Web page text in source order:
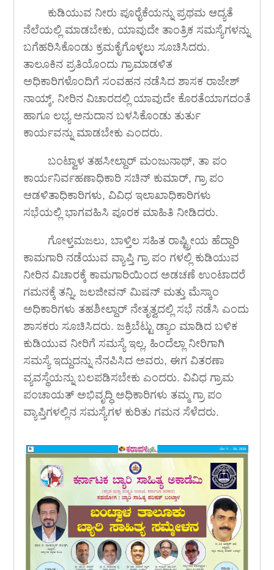
ಕುಡಿಯುವ ನೀರು ಪೂರೈಕೆಯನ್ನು ಪ್ರಥಮ ಆದ್ಯತೆ
ನೆಲೆಯಲ್ಲಿ ಮಾಡಬೇಕು, ಯಾವುದೇ ತಾಂತ್ರಿಕ ಸಮಸ್ಯೆಗಳನ್ನು
ಬಗೆಹರಿಸಿಕೊಂಡು ಕ್ರಮಕೈಗೊಳ್ಳಲು ಸೂಚಿಸಿದರು.
ತಾಲೂಕಿನ ಪ್ರತಿಯೊಂದು ಗ್ರಾಮಾಡಳಿತ
ಅಧಿಕಾರಿಗಳೊಂದಿಗೆ ಸಂವಹನ ನಡೆಸಿದ ಶಾಸಕ ರಾಜೇಶ್
ನಾಯ್ಕ್, ನೀರಿನ ವಿಚಾರದಲ್ಲಿ ಯಾವುದೇ ಕೊರತೆಯಾಗದಂತೆ
ಹಾಗೂ ಲಭ್ಯ ಅನುದಾನ ಬಳಸಿಕೊಂಡು ತುರ್ತು
ಕಾರ್ಯವನ್ನು ಮಾಡಬೇಕು ಎಂದರು.
ಬಂಟ್ವಾಳ ತಹಸೀಲ್ದಾರ್ ಮಂಜುನಾಥ್, ತಾ ಪಂ
ಕಾರ್ಯನಿರ್ವಹಣಾಧಿಕಾರಿ ಸಚಿನ್ ಕುಮಾರ್, ಗ್ರಾ ಪಂ
ಆಡಳಿತಾಧಿಕಾರಿಗಳು, ವಿವಿಧ ಇಲಾಖಾಧಿಕಾರಿಗಳು
ಸಭೆಯಲ್ಲಿ ಭಾಗವಹಿಸಿ ಪೂರಕ ಮಾಹಿತಿ ನೀಡಿದರು.
ಗೋಳ್ತಮಜಲು, ಬಾಳ್ತಿಲ ಸಹಿತ ರಾಷ್ಟ್ರೀಯ ಹೆದ್ದಾರಿ
ಕಾಮಗಾರಿ ನಡೆಯುವ ವ್ಯಾಪ್ತಿ ಗ್ರಾ ಪಂ ಗಳಲ್ಲಿ ಕುಡಿಯುವ
ನೀರಿನ ವಿಚಾರಕ್ಕೆ ಕಾಮಗಾರಿಯಿಂದ ಅಡಚಣೆ ಉಂಟಾದರೆ
ಗಮನಕ್ಕೆ ತನ್ನಿ, ಜಲಜೀವನ್ ಮಿಷನ್ ಮತ್ತು ಮೆಸ್ಕಾಂ
ಅಧಿಕಾರಿಗಳು ತಹಶೀಲ್ದಾರ್ ನೇತೃತ್ವದಲ್ಲಿ ಸಭೆ ನಡೆಸಿ ಎಂದು
ಶಾಸಕರು ಸೂಚಿಸಿದರು. ಜಕ್ರಿಬೆಟ್ಟು ಡ್ಯಾಂ ಮಾಡಿದ ಬಳಿಕ
ಕುಡಿಯುವ ನೀರಿಗೆ ಸಮಸ್ಯೆ ಇಲ್ಲ, ಹಿಂದೆಲ್ಲಾ ನೀರಿಗಾಗಿ
ಸಮಸ್ಯೆ ಇದ್ದುದನ್ನು ನೆನಪಿಸಿದ ಅವರು, ಈಗ ವಿತರಣಾ
ವ್ಯವಸ್ಥೆಯನ್ನು ಬಲಪಡಿಸಬೇಕು ಎಂದರು. ವಿವಿಧ ಗ್ರಾಮ
ಪಂಚಾಯತ್ ಅಭಿವೃದ್ಧಿ ಅಧಿಕಾರಿಗಳು ತಮ್ಮ ಗ್ರಾ ಪಂ
ವ್ಯಾಪ್ತಿಗಳಲ್ಲಿನ ಸಮಸ್ಯೆಗಳ ಕುರಿತು ಗಮನ ಸೆಳೆದರು.